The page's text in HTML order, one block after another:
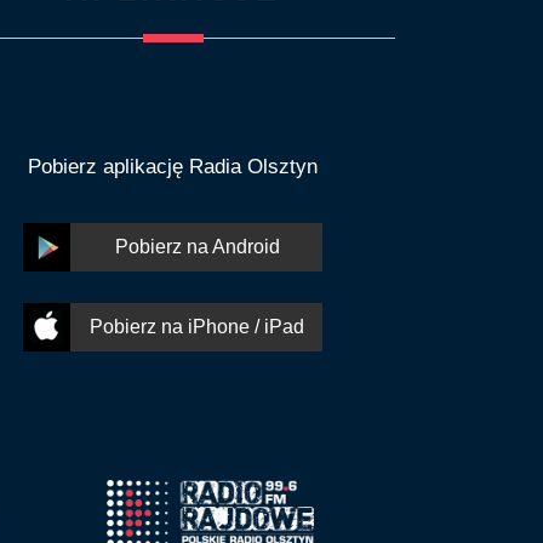
Pobierz aplikację Radia Olsztyn
Pobierz na Android
Pobierz na iPhone / iPad